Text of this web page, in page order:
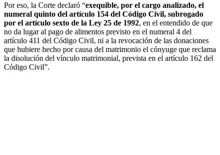
Por eso, la Corte declaró “exequible, por el cargo analizado, el
numeral quinto del artículo 154 del Código Civil, subrogado
por el artículo sexto de la Ley 25 de 1992, en el entendido de que
no da lugar al pago de alimentos previsto en el numeral 4 del
artículo 411 del Código Civil, ni a la revocación de las donaciones
que hubiere hecho por causa del matrimonio el cónyuge que reclama
la disolución del vínculo matrimonial, prevista en el artículo 162 del
Código Civil”.